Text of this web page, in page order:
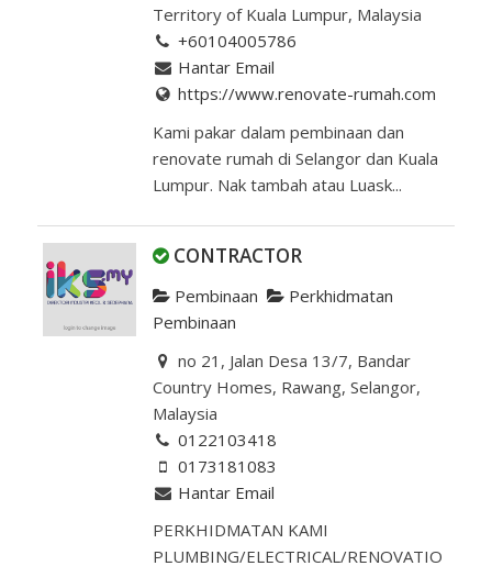
Territory of Kuala Lumpur, Malaysia
+60104005786
Hantar Email
https://www.renovate-rumah.com
Kami pakar dalam pembinaan dan
renovate rumah di Selangor dan Kuala
Lumpur. Nak tambah atau Luask...
CONTRACTOR
Pembinaan
Perkhidmatan
Pembinaan
no 21, Jalan Desa 13/7, Bandar
Country Homes, Rawang, Selangor,
Malaysia
0122103418
0173181083
Hantar Email
PERKHIDMATAN KAMI
PLUMBING/ELECTRICAL/RENOVATIO